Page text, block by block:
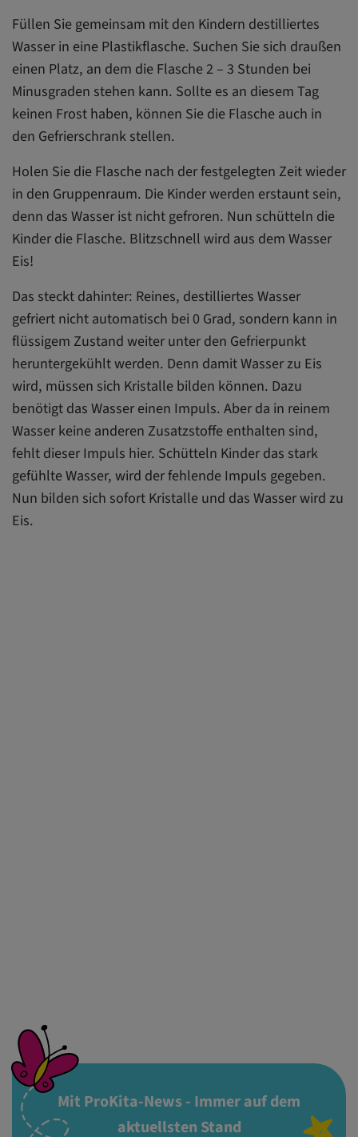
Mit ProKita-News - Immer auf dem
aktuellsten Stand
Füllen Sie gemeinsam mit den Kindern destilliertes
Wasser in eine Plastikflasche. Suchen Sie sich draußen
einen Platz, an dem die Flasche 2 – 3 Stunden bei
Minusgraden stehen kann. Sollte es an diesem Tag
keinen Frost haben, können Sie die Flasche auch in
den Gefrierschrank stellen.
Holen Sie die Flasche nach der festgelegten Zeit wieder
in den Gruppenraum. Die Kinder werden erstaunt sein,
denn das Wasser ist nicht gefroren. Nun schütteln die
Kinder die Flasche. Blitzschnell wird aus dem Wasser
Eis!
Das steckt dahinter: Reines, destilliertes Wasser
gefriert nicht automatisch bei 0 Grad, sondern kann in
flüssigem Zustand weiter unter den Gefrierpunkt
heruntergekühlt werden. Denn damit Wasser zu Eis
wird, müssen sich Kristalle bilden können. Dazu
benötigt das Wasser einen Impuls. Aber da in reinem
Wasser keine anderen Zusatzstoffe enthalten sind,
fehlt dieser Impuls hier. Schütteln Kinder das stark
gefühlte Wasser, wird der fehlende Impuls gegeben.
Nun bilden sich sofort Kristalle und das Wasser wird zu
Eis.